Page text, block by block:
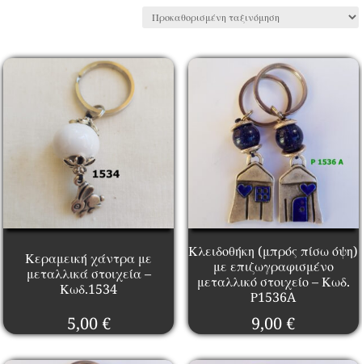
Κεραμεική χάντρα με
μεταλλικά στοιχεία –
Κωδ.1534
5,00€
Κλειδοθήκη (μπρός πίσω όψη)
με επιζωγραφισμένο
μεταλλικό στοιχείο – Κωδ.
Ρ1536A
9,00€